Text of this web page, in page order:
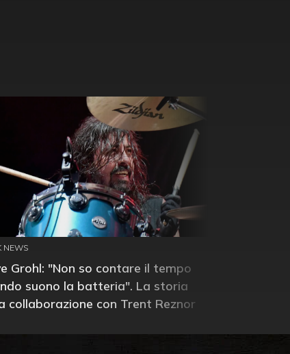
NEWS
Grohl: "Non so contare il tempo
suono la batteria". La storia
collaborazione con Trent Reznor